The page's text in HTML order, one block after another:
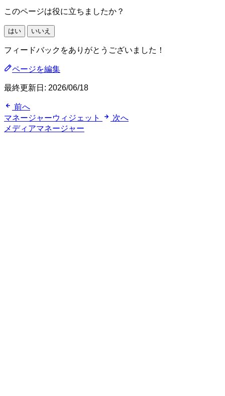
このページは役に立ちましたか？
はい いいえ
フィードバックをありがとうございました！
ページを編集
最終更新日: 2026/06/18
前へ
マネージャーウィジェット
次へ
メディアマネージャー